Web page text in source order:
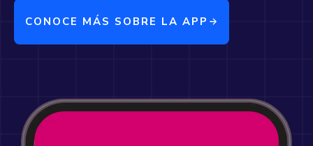
CONOCE MÁS SOBRE LA APP